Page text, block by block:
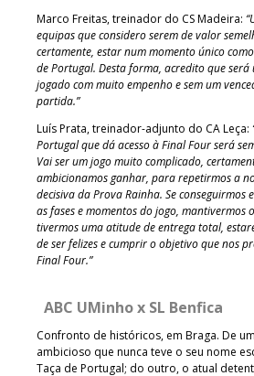
Marco Freitas, treinador do CS Madeira:
equipas que considero serem de valor
certamente, estar num momento único
de Portugal. Desta forma, acredito que
jogado com muito empenho e sem um
partida.”
Luís Prata, treinador-adjunto do CA Leça:
Portugal que dá acesso à Final Four será
Vai ser um jogo muito complicado,
ambicionamos ganhar, para repetirmos a
decisiva da Prova Rainha. Se conseguirmos
as fases e momentos do jogo, mantivermos
tivermos uma atitude de entrega total,
de ser felizes e cumprir o objetivo que nos
Final Four.”
ABC UMinho x SL Benfica
Confronto de históricos, em Braga. De
ambicioso que nunca teve o seu nome
Taça de Portugal; do outro, o atual